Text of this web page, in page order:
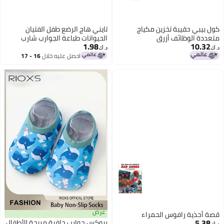
كول بيبي حقيبة تخزين مكياج
متعددة الوظائف أزرق
د.ك‏10.32
تايني هاج الرضع طفل الفتيان
الحيوانات طباعة الجوارب شارب
العصرية
د.ك‏1.98
احصل عليه خلال 16 - 17
قصة أحذية رافوس الحمراء عرض